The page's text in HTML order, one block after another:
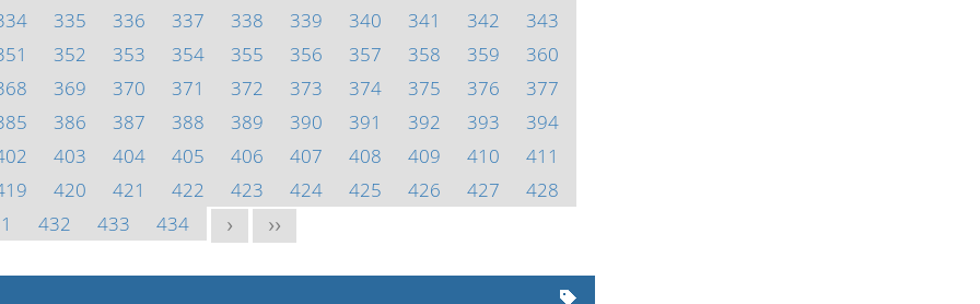
335 336 337 338 339 340 341 342
343
352 353 354 355 356 357 358 359
360
369 370 371 372 373 374 375 376
377
386 387 388 389 390 391 392 393
394
403 404 405 406 407 408 409 410
411
420 421 422 423 424 425 426 427
428
432 433 434 > >>